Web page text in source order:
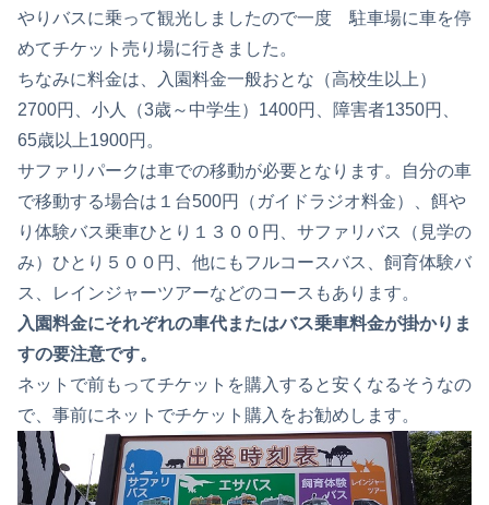
やりバスに乗って観光しましたので一度 駐車場に車を停
めてチケット売り場に行きました。
ちなみに料金は、入園料金一般おとな（高校生以上）
2700円、小人（3歳～中学生）1400円、障害者1350円、
65歳以上1900円。
サファリパークは車での移動が必要となります。自分の車
で移動する場合は１台500円（ガイドラジオ料金）、餌や
り体験バス乗車ひとり１３００円、サファリバス（見学の
み）ひとり５００円、他にもフルコースバス、飼育体験バ
ス、レインジャーツアーなどのコースもあります。
入園料金にそれぞれの車代またはバス乗車料金が掛かりま
すの要注意です。
ネットで前もってチケットを購入すると安くなるそうなの
で、事前にネットでチケット購入をお勧めします。